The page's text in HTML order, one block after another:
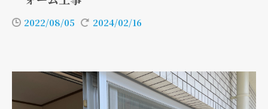
2022/08/05 2024/02/16